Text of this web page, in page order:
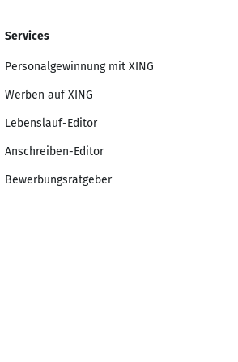
Services
Personalgewinnung mit XING
Werben auf XING
Lebenslauf-Editor
Anschreiben-Editor
Bewerbungsratgeber